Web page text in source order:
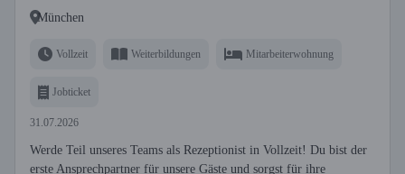
München
Vollzeit Weiterbildungen Mitarbeiterwohnung
Jobticket
31.07.2026
Werde Teil unseres Teams als Rezeptionist in Vollzeit! Du bist der
erste Ansprechpartner für unsere Gäste und sorgst für ihre